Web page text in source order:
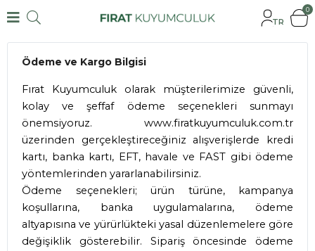
TR
0
Ödeme ve Kargo Bilgisi
Fırat Kuyumculuk olarak müşterilerimize güvenli,
kolay ve şeffaf ödeme seçenekleri sunmayı
önemsiyoruz. www.firatkuyumculuk.com.tr
üzerinden gerçekleştireceğiniz alışverişlerde kredi
kartı, banka kartı, EFT, havale ve FAST gibi ödeme
yöntemlerinden yararlanabilirsiniz.
Ödeme seçenekleri; ürün türüne, kampanya
koşullarına, banka uygulamalarına, ödeme
altyapısına ve yürürlükteki yasal düzenlemelere göre
değişiklik gösterebilir. Sipariş öncesinde ödeme